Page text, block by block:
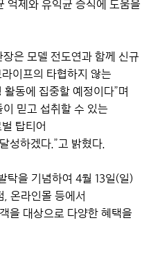
억제와 유익균 증식에 도움을
장은 모델 전도연과 함께 신규
이프의 타협하지 않는
동에 집중할 예정이다”며
믿고 섭취할 수 있는
탑티어
성하겠다.”고 밝혔다.
탁을 기념하여 4월 13일(일)
온라인몰 등에서
을 대상으로 다양한 혜택을